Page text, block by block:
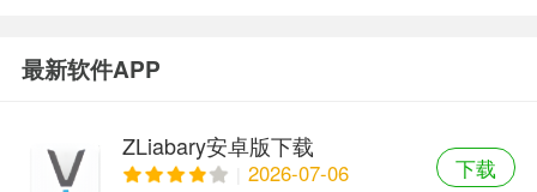
最新软件APP
ZLiabary安卓版下载
2026-07-06
下载